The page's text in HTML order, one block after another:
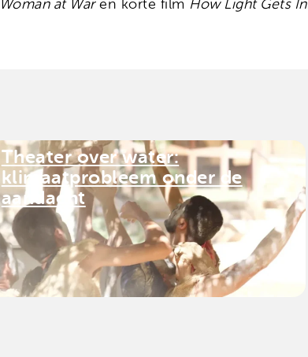
Woman at Waren korte film How Light Gets In.
Theater over water:
klimaatprobleem onder de
aandacht